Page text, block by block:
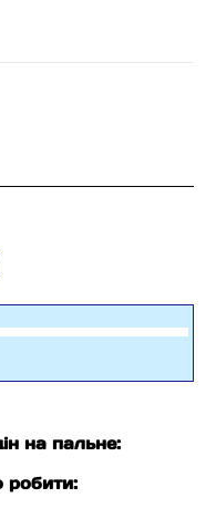
на пальне:
робити: